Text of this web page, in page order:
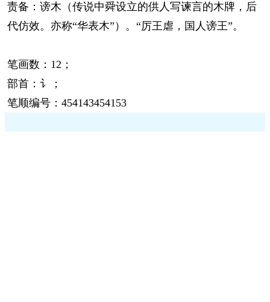
责备：谤木（传说中舜设立的供人写谏言的木牌，后
代仿效。亦称“华表木”）。“厉王虐，国人谤王”。
笔画数：12；
部首：讠；
笔顺编号：454143454153